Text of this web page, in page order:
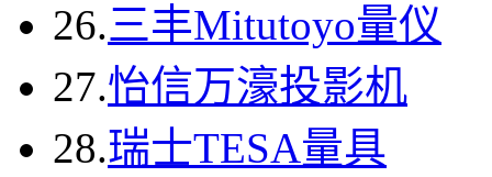
26.三丰Mitutoyo量仪
27.怡信万濠投影机
28.瑞士TESA量具